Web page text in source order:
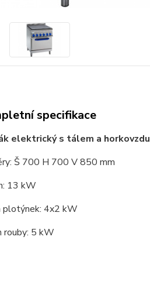
specifikace
elektrický s tálem a
Š 700 H 700 V 850 mm
13 kW
plotýnek: 4x2 kW
rouby: 5 kW